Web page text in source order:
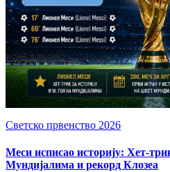
Светско првенство 2026
Меси исписао историју: Хет-
Мундијалима и рекорд Клозеа